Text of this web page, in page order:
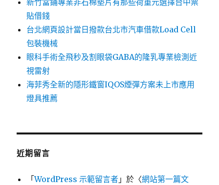
新竹當鋪專業非石棉墊片有那些荷重元選擇台中票
貼借錢
台北網頁設計當日撥款台北市汽車借款Load Cell
包裝機械
眼科手術全飛秒及割眼袋GABA的隆乳專業檢測近
視雷射
海菲秀全新的隱形鐵窗IQOS煙彈方案未上市應用
燈具推薦
近期留言
「WordPress 示範留言者 」於〈網站第一篇文